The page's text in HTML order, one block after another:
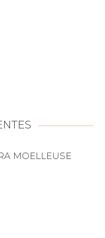
MOELLEUSE